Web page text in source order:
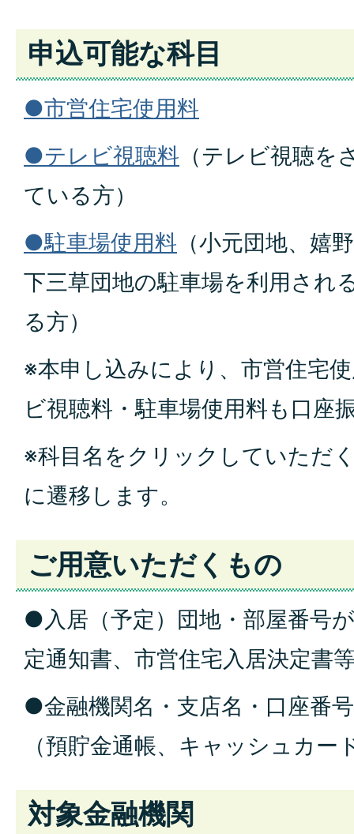
申込可能な科目
●市営住宅使用料
●テレビ視聴料 （テレビ視聴
ている方）
●駐車場使用料 （小元団地、嬉
下三草団地の駐車場を利用され
る方）
※本申し込みにより、市営住宅
ビ視聴料・駐車場使用料も口座
※科目名をクリックしていただ
に遷移します。
ご用意いただくもの
●入居（予定）団地・部屋番号
定通知書、市営住宅入居決定書
●金融機関名・支店名・口座番
（預貯金通帳、キャッシュカー
対象金融機関